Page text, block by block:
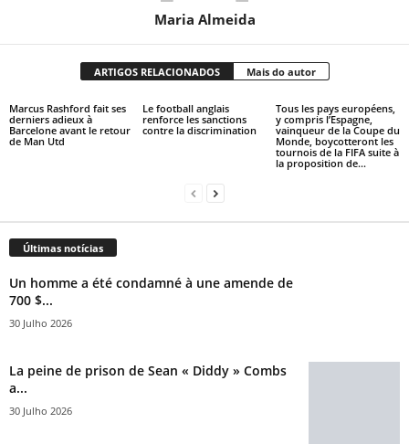
Maria Almeida
ARTIGOS RELACIONADOS Mais do autor
Marcus Rashford fait ses
derniers adieux à
Barcelone avant le retour
de Man Utd
Le football anglais
renforce les sanctions
contre la discrimination
Tous les pays européens,
y compris l’Espagne,
vainqueur de la Coupe du
Monde, boycotteront les
tournois de la FIFA suite à
la proposition de...
Últimas notícias
Un homme a été condamné à une amende de
700 $...
30 Julho 2026
La peine de prison de Sean « Diddy » Combs
a...
30 Julho 2026